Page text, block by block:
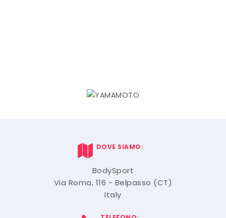
DOVE SIAMO:
BodySport
Via Roma, 116 - Belpasso (CT)
Italy